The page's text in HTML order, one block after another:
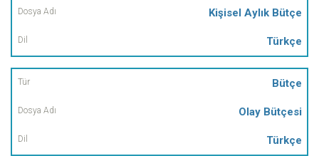
Kişisel Aylık Bütçe
Türkçe
Bütçe
Olay Bütçesi
Türkçe